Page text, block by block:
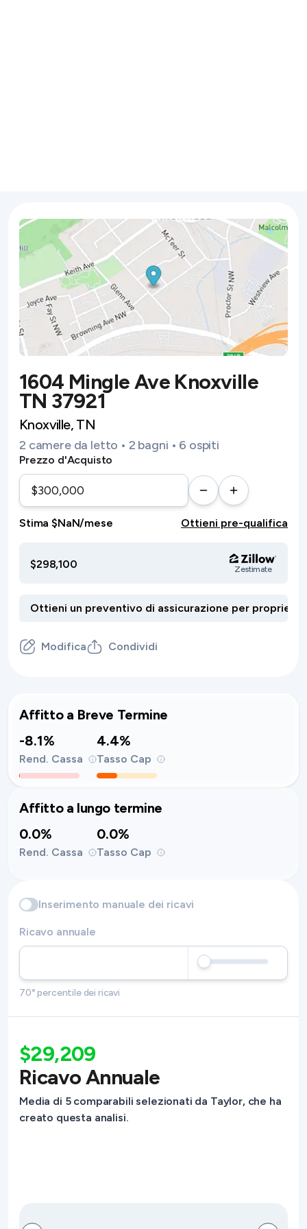
1604 Mingle Ave Knoxville
TN 37921
Knoxville, TN
2 camere da letto • 2 bagni • 6 ospiti
Prezzo d'Acquisto
Stima $NaN/mese Ottieni pre-qualifica
$298,100 Zestimate
Modifica Condividi
Affitto a Breve Termine
-8.1%
Rend. Cassa
4.4%
Tasso Cap
Affitto a lungo termine
0.0%
Rend. Cassa
0.0%
Tasso Cap
Inserimento manuale dei ricavi
Ricavo annuale
70° percentile dei ricavi
$29,209
Ricavo Annuale
Media di 5 comparabili selezionati da Taylor, che ha
creato questa analisi.